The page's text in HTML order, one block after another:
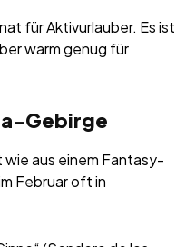
für Aktivurlauber. Es ist
warm genug für
Gebirge
aus einem Fantasy-
Februar oft in